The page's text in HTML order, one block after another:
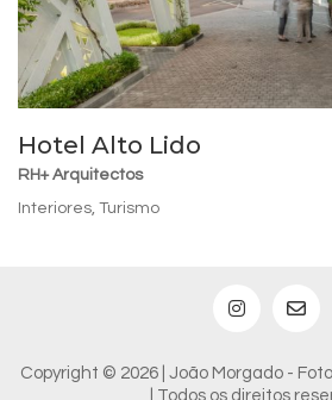
Hotel Alto Lido
RH+ Arquitectos
Interiores Turismo
Copyright © 2026 | João Morgado -
| Todos os direitos